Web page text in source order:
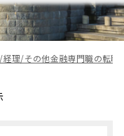
理/その他金融専門職の転職